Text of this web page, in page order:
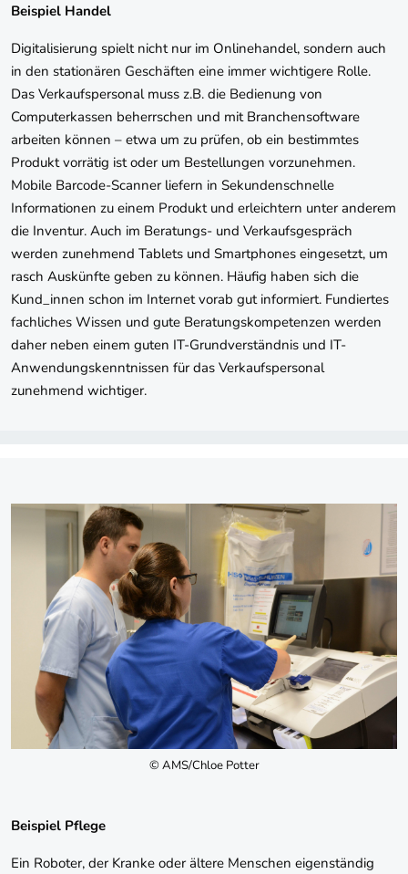
Beispiel Handel
Digitalisierung spielt nicht nur im Onlinehandel, sondern auch
in den stationären Geschäften eine immer wichtigere Rolle.
Das Verkaufspersonal muss z.B. die Bedienung von
Computerkassen beherrschen und mit Branchensoftware
arbeiten können – etwa um zu prüfen, ob ein bestimmtes
Produkt vorrätig ist oder um Bestellungen vorzunehmen.
Mobile Barcode-Scanner liefern in Sekundenschnelle
Informationen zu einem Produkt und erleichtern unter anderem
die Inventur. Auch im Beratungs- und Verkaufsgespräch
werden zunehmend Tablets und Smartphones eingesetzt, um
rasch Auskünfte geben zu können. Häufig haben sich die
Kund_innen schon im Internet vorab gut informiert. Fundiertes
fachliches Wissen und gute Beratungskompetenzen werden
daher neben einem guten IT-Grundverständnis und IT-
Anwendungskenntnissen für das Verkaufspersonal
zunehmend wichtiger.
© AMS/Chloe Potter
Beispiel Pflege
Ein Roboter, der Kranke oder ältere Menschen eigenständig